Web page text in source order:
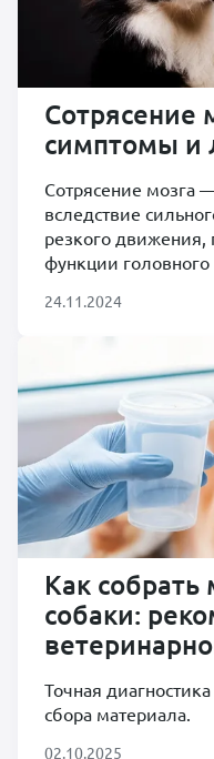
Сотрясение
симптомы и
Сотрясение мозга
вследствие
резкого
функции головного
24.11.2024
Как собрать
собаки:
Точная
сбора материала.
02.10.2025